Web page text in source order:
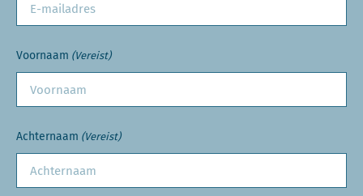
Voornaam (Vereist)
Achternaam (Vereist)